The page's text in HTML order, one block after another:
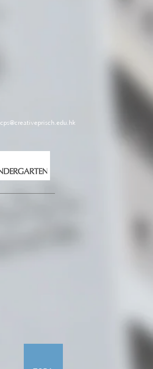
cps@creativeprisch.edu.hk